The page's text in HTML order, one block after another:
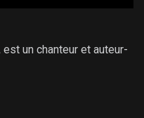
un chanteur et auteur-